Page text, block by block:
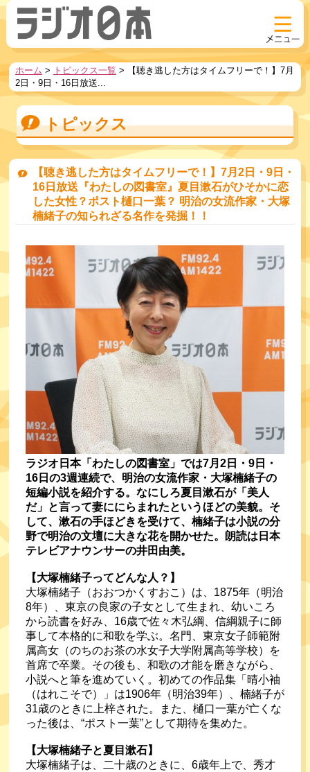
ホーム > トピックス一覧 >
【聴き逃した方はタイムフリーで！】7月
2日・9日・16日放送...
トピックス
【聴き逃した方はタイムフリーで！】7月2日・9日・
16日放送『わたしの図書室』夏目漱石がひそかに恋
した女性？ポスト樋口一葉？ 明治の女流作家・大塚
楠緒子の知られざる名作を発掘！！
ラジオ日本「わたしの図書室」では7月2日・9日・
16日の3週連続で、明治の女流作家・大塚楠緒子の
短編小説を紹介する。なにしろ夏目漱石が「美人
だ」と言って妻ににらまれたというほどの美貌。そ
して、漱石の手ほどきを受けて、楠緒子は小説の分
野で明治の文壇に大きな花を開かせた。朗読は日本
テレビアナウンサーの井田由美。
【大塚楠緒子ってどんな人？】
大塚楠緒子（おおつかくすおこ）は、1875年（明治
8年）、東京の良家の子女として生まれ、幼いころ
から読書を好み、16歳で佐々木弘綱、信綱親子に師
事して本格的に和歌を学ぶ。名門、東京女子師範附
属高女（のちのお茶の水女子大学附属高等学校）を
首席で卒業。その後も、和歌の才能を磨きながら、
小説へと筆を進めていく。初めての作品集「晴小袖
（はれこそで）」は1906年（明治39年）、楠緒子が
31歳のときに上梓された。また、樋口一葉が亡くな
った後は、“ポスト一葉”として期待を集めた。
【大塚楠緒子と夏目漱石】
大塚楠緒子は、二十歳のときに、6歳年上で、秀才